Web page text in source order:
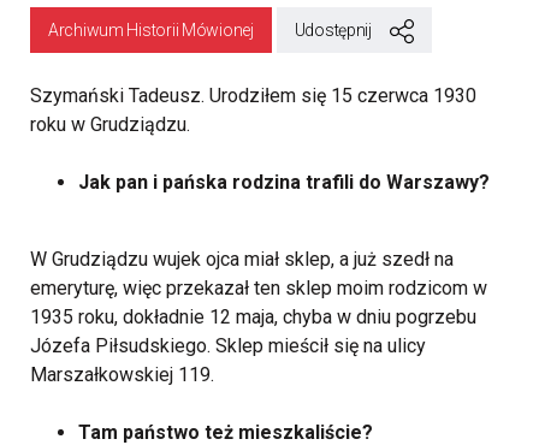
Archiwum Historii Mówionej Udostępnij
Szymański Tadeusz. Urodziłem się 15 czerwca 1930
roku w Grudziądzu.
Jak pan i pańska rodzina trafili do Warszawy?
W Grudziądzu wujek ojca miał sklep, a już szedł na
emeryturę, więc przekazał ten sklep moim rodzicom w
1935 roku, dokładnie 12 maja, chyba w dniu pogrzebu
Józefa Piłsudskiego. Sklep mieścił się na ulicy
Marszałkowskiej 119.
Tam państwo też mieszkaliście?